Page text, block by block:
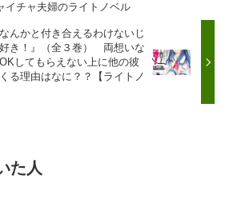
イチャ夫婦のライトノベル
んかと付き合えるわけないじ
き！』（全３巻） 両想いな
してもらえない上に他の彼
る理由はなに？？【ライトノ
た人